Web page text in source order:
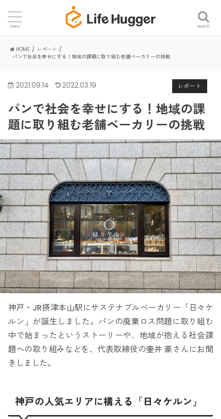
search
menu
HOME
レポート
パンで社会を幸せにする！地域の課題に取り組む老舗ベーカリーの挑戦
レポート
2021.09.14 2022.03.19
パンで社会を幸せにする！地域の課
題に取り組む老舗ベーカリーの挑戦
神戸・JR摂津本山駅にサステナブルベーカリー「日々ケ
ルン」が誕生しました。パンの廃棄ロス問題に取り組む
中で始まったというストーリーや、地域が抱える社会課
題への取り組みなどを、代表取締役の壷井 豪さんにお聞
きしました。
神戸の人気エリアに構える「日々ケルン」